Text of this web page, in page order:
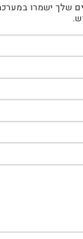
שלך ישמרו